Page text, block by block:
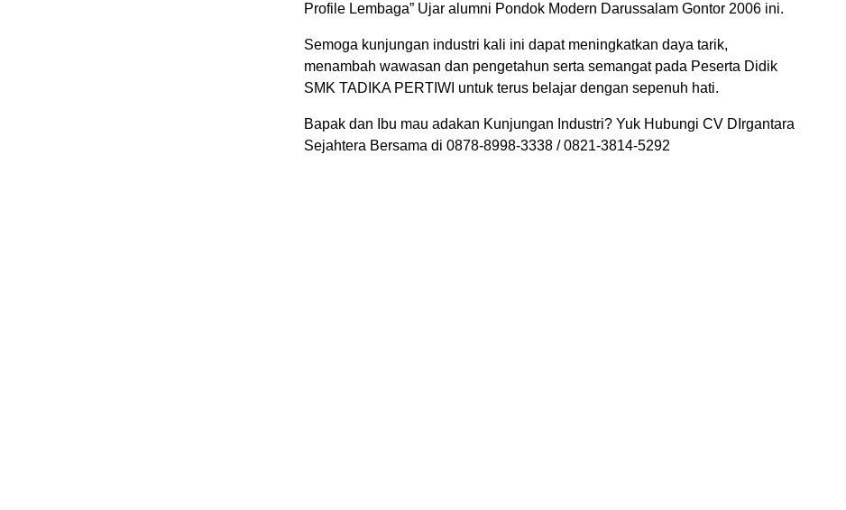
Profile Lembaga” Ujar alumni Pondok Modern Darussalam Gontor 2006 ini.
Semoga kunjungan industri kali ini dapat meningkatkan daya tarik,
menambah wawasan dan pengetahun serta semangat pada Peserta Didik
SMK TADIKA PERTIWI untuk terus belajar dengan sepenuh hati.
Bapak dan Ibu mau adakan Kunjungan Industri? Yuk Hubungi CV DIrgantara
Sejahtera Bersama di 0878-8998-3338 / 0821-3814-5292